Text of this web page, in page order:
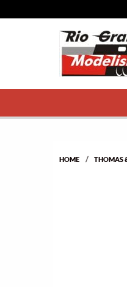
HOME THOMAS